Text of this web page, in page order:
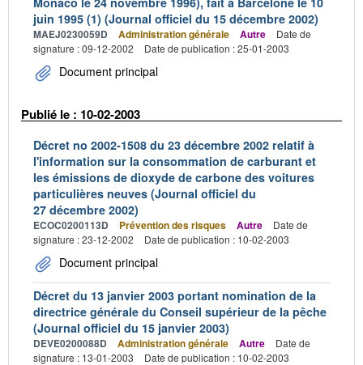
juin 1995 (1) (Journal officiel du 15 décembre 2002)
MAEJ0230059D Administration générale Autre
Date de
signature : 09-12-2002
Date de publication : 25-01-2003
Document principal
Publié le : 10-02-2003
Décret no 2002-1508 du 23 décembre 2002 relatif à
l'information sur la consommation de carburant et
les émissions de dioxyde de carbone des voitures
particulières neuves (Journal officiel du
27 décembre 2002)
ECOC0200113D Prévention des risques Autre
Date de
signature : 23-12-2002
Date de publication : 10-02-2003
Document principal
Décret du 13 janvier 2003 portant nomination de la
directrice générale du Conseil supérieur de la pêche
(Journal officiel du 15 janvier 2003)
DEVE0200088D Administration générale Autre
Date de
signature : 13-01-2003
Date de publication : 10-02-2003